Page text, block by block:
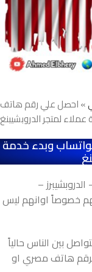
» احصل علي رقم هاتف
لمتجر الدروبشيبنغ
وبدء خدمة
–
خصوصاً اوانهم ليس
بين الناس حالياً
هاتف مصري او